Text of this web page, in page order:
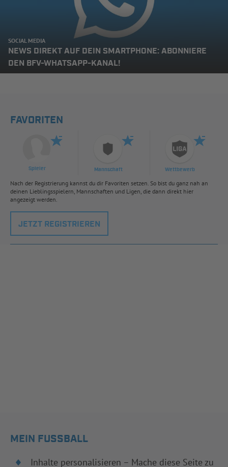
SOCIAL MEDIA
NEWS DIREKT AUF DEIN SMARTPHONE: ABONNIERE
DEN BFV-WHATSAPP-KANAL!
FAVORITEN
Spieler Mannschaft Wettbewerb
Nach der Registrierung kannst du dir Favoriten setzen. So bist du ganz nah an
deinen Lieblingsspielern, Mannschaften und Ligen, die dann direkt hier
angezeigt werden.
JETZT REGISTRIEREN
MEIN FUSSBALL
Inhalte personalisieren – Mache diese Seite zu